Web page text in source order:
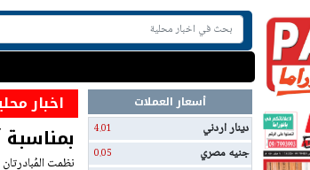
أسعار العملات
دينار اردني
4.01
جنيه مصري 0.05
اخبار
نظمت